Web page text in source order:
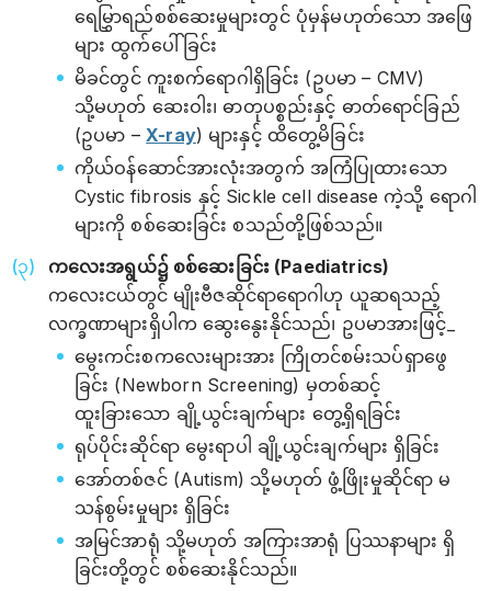
ရေမြွှာရည်စစ်ဆေးမှုများတွင် ပုံမှန်မဟုတ်သော အဖြေ
များ ထွက်ပေါ်ခြင်း
မိခင်တွင် ကူးစက်ရောဂါရှိခြင်း (ဥပမာ – CMV)
သို့မဟုတ် ဆေးဝါး၊ ဓာတုပစ္စည်းနှင့် ဓာတ်ရောင်ခြည်
(ဥပမာ –X-ray) များနှင့် ထိတွေ့မိခြင်း
ကိုယ်ဝန်ဆောင်အားလုံးအတွက် အကြံပြုထားသော
Cystic fibrosis နှင့် Sickle cell disease ကဲ့သို့ ရောဂါ
များကို စစ်ဆေးခြင်း စသည်တို့ဖြစ်သည်။
ကလေးအရွယ်၌ စစ်ဆေးခြင်း (Paediatrics)
ကလေးငယ်တွင် မျိုးဗီဇဆိုင်ရာရောဂါဟု ယူဆရသည့်
လက္ခဏာများရှိပါက ဆွေးနွေးနိုင်သည်၊ ဥပမာအားဖြင့်_
မွေးကင်းစကလေးများအား ကြိုတင်စမ်းသပ်ရှာဖွေ
ခြင်း (Newborn Screening) မှတစ်ဆင့်
ထူးခြားသော ချို့ယွင်းချက်များ တွေ့ရှိရခြင်း
ရုပ်ပိုင်းဆိုင်ရာ မွေးရာပါ ချို့ယွင်းချက်များ ရှိခြင်း
အော်တစ်ဇင် (Autism) သို့မဟုတ် ဖွံ့ဖြိုးမှုဆိုင်ရာ မ
သန်စွမ်းမှုများ ရှိခြင်း
အမြင်အာရုံ သို့မဟုတ် အကြားအာရုံ ပြဿနာများ ရှိ
ခြင်းတို့တွင် စစ်ဆေးနိုင်သည်။